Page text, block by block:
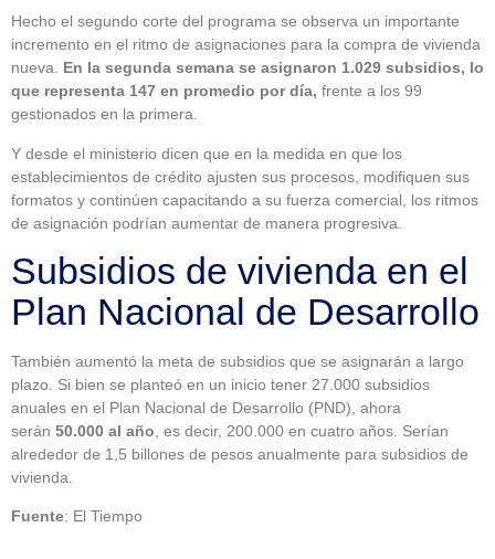
Hecho el segundo corte del programa se observa un importante
incremento en el ritmo de asignaciones para la compra de vivienda
nueva. En la segunda semana se asignaron 1.029 subsidios, lo
que representa 147 en promedio por día, frente a los 99
gestionados en la primera.
Y desde el ministerio dicen que en la medida en que los
establecimientos de crédito ajusten sus procesos, modifiquen sus
formatos y continúen capacitando a su fuerza comercial, los ritmos
de asignación podrían aumentar de manera progresiva.
Subsidios de vivienda en el
Plan Nacional de Desarrollo
También aumentó la meta de subsidios que se asignarán a largo
plazo. Si bien se planteó en un inicio tener 27.000 subsidios
anuales en el Plan Nacional de Desarrollo (PND), ahora
serán 50.000 al año , es decir, 200.000 en cuatro años. Serían
alrededor de 1,5 billones de pesos anualmente para subsidios de
vivienda.
Fuente: El Tiempo